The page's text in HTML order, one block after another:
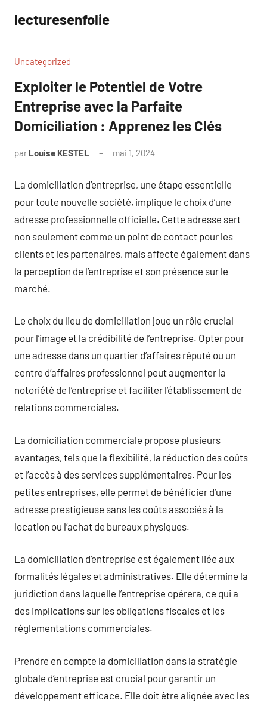
contenu
lecturesenfolie
Uncategorized
Exploiter le Potentiel de Votre
Entreprise avec la Parfaite
Domiciliation : Apprenez les Clés
par Louise KESTEL mai 1, 2024
La domiciliation d’entreprise, une étape essentielle
pour toute nouvelle société, implique le choix d’une
adresse professionnelle officielle. Cette adresse sert
non seulement comme un point de contact pour les
clients et les partenaires, mais affecte également dans
la perception de l’entreprise et son présence sur le
marché.
Le choix du lieu de domiciliation joue un rôle crucial
pour l’image et la crédibilité de l’entreprise. Opter pour
une adresse dans un quartier d’affaires réputé ou un
centre d’affaires professionnel peut augmenter la
notoriété de l’entreprise et faciliter l’établissement de
relations commerciales.
La domiciliation commerciale propose plusieurs
avantages, tels que la flexibilité, la réduction des coûts
et l’accès à des services supplémentaires. Pour les
petites entreprises, elle permet de bénéficier d’une
adresse prestigieuse sans les coûts associés à la
location ou l’achat de bureaux physiques.
La domiciliation d’entreprise est également liée aux
formalités légales et administratives. Elle détermine la
juridiction dans laquelle l’entreprise opérera, ce qui a
des implications sur les obligations fiscales et les
réglementations commerciales.
Prendre en compte la domiciliation dans la stratégie
globale d’entreprise est crucial pour garantir un
développement efficace. Elle doit être alignée avec les